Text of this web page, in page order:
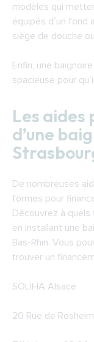
modèles qui
équipés d’un fond
siège de douche
Enfin, une
spacieuse pour
Les aides
d’une
De nombreuses
formes pour
Découvrez à
en installant une
Bas-Rhin. Vous
trouver un
SOLIHA Alsace
20 Rue de